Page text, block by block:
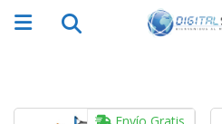
Envío Gratis